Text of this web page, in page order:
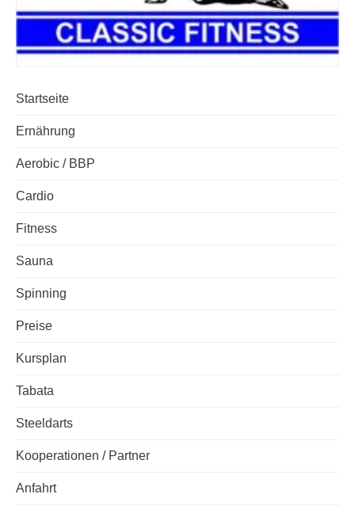
Startseite
Ernährung
Aerobic / BBP
Cardio
Fitness
Sauna
Spinning
Preise
Kursplan
Tabata
Steeldarts
Kooperationen / Partner
Anfahrt